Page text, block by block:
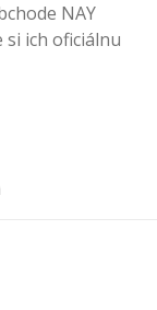
NAY
ich oficiálnu